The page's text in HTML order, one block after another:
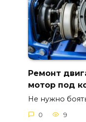
Ремонт
мотор под
Не нужно
0 9